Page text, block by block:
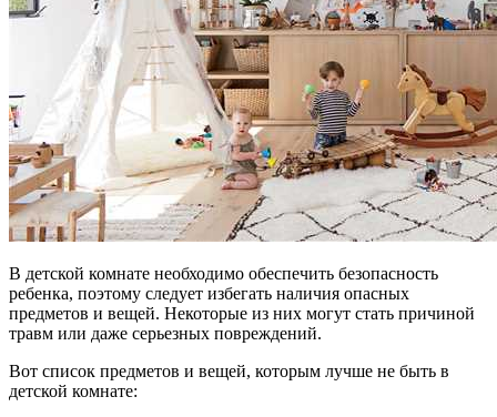
В детской комнате необходимо обеспечить безопасность
ребенка, поэтому следует избегать наличия опасных
предметов и вещей. Некоторые из них могут стать причиной
травм или даже серьезных повреждений.
Вот список предметов и вещей, которым лучше не быть в
детской комнате: